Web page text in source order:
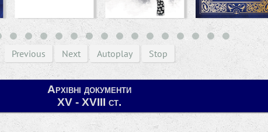
Previous Next Autoplay Stop
Архівні документи
XV - XVIII ст.